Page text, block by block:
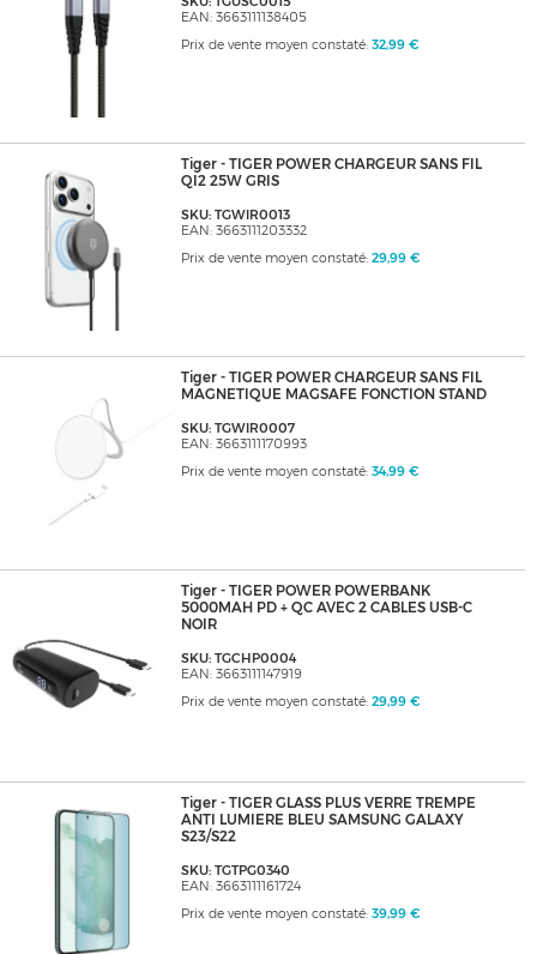
EAN: 3663111138405
Prix de vente moyen constaté: 32,99 €
Tiger - TIGER POWER CHARGEUR SANS FIL
QI2 25W GRIS
SKU: TGWIR0013
EAN: 3663111203332
Prix de vente moyen constaté: 29,99 €
Tiger - TIGER POWER CHARGEUR SANS FIL
MAGNETIQUE MAGSAFE FONCTION STAND
SKU: TGWIR0007
EAN: 3663111170993
Prix de vente moyen constaté: 34,99 €
Tiger - TIGER POWER POWERBANK
5000MAH PD + QC AVEC 2 CABLES USB-C
NOIR
SKU: TGCHP0004
EAN: 3663111147919
Prix de vente moyen constaté: 29,99 €
Tiger - TIGER GLASS PLUS VERRE TREMPE
ANTI LUMIERE BLEU SAMSUNG GALAXY
S23/S22
SKU: TGTPG0340
EAN: 3663111161724
Prix de vente moyen constaté: 39,99 €